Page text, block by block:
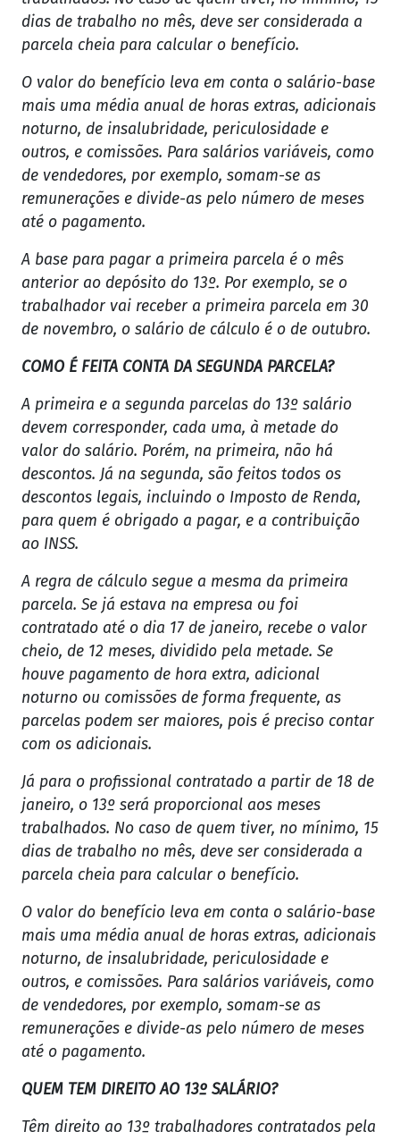
dias de trabalho no mês, deve ser considerada a
parcela cheia para calcular o benefício.
O valor do benefício leva em conta o salário-base
mais uma média anual de horas extras, adicionais
noturno, de insalubridade, periculosidade e
outros, e comissões. Para salários variáveis, como
de vendedores, por exemplo, somam-se as
remunerações e divide-as pelo número de meses
até o pagamento.
A base para pagar a primeira parcela é o mês
anterior ao depósito do 13º. Por exemplo, se o
trabalhador vai receber a primeira parcela em 30
de novembro, o salário de cálculo é o de outubro.
COMO É FEITA CONTA DA SEGUNDA PARCELA?
A primeira e a segunda parcelas do 13º salário
devem corresponder, cada uma, à metade do
valor do salário. Porém, na primeira, não há
descontos. Já na segunda, são feitos todos os
descontos legais, incluindo o Imposto de Renda,
para quem é obrigado a pagar, e a contribuição
ao INSS.
A regra de cálculo segue a mesma da primeira
parcela. Se já estava na empresa ou foi
contratado até o dia 17 de janeiro, recebe o valor
cheio, de 12 meses, dividido pela metade. Se
houve pagamento de hora extra, adicional
noturno ou comissões de forma frequente, as
parcelas podem ser maiores, pois é preciso contar
com os adicionais.
Já para o profissional contratado a partir de 18 de
janeiro, o 13º será proporcional aos meses
trabalhados. No caso de quem tiver, no mínimo, 15
dias de trabalho no mês, deve ser considerada a
parcela cheia para calcular o benefício.
O valor do benefício leva em conta o salário-base
mais uma média anual de horas extras, adicionais
noturno, de insalubridade, periculosidade e
outros, e comissões. Para salários variáveis, como
de vendedores, por exemplo, somam-se as
remunerações e divide-as pelo número de meses
até o pagamento.
QUEM TEM DIREITO AO 13º SALÁRIO?
Têm direito ao 13º trabalhadores contratados pela